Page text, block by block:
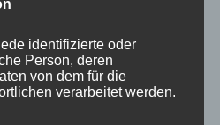
identifizierte oder
Person, deren
von dem für die
verarbeitet werden.